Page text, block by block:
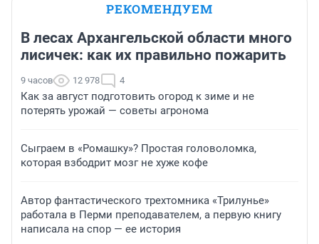
РЕКОМЕНДУЕМ
В лесах Архангельской области много
лисичек: как их правильно пожарить
9 часов 12 978 4
Как за август подготовить огород к зиме и не
потерять урожай — советы агронома
Сыграем в «Ромашку»? Простая головоломка,
которая взбодрит мозг не хуже кофе
Автор фантастического трехтомника «Трилунье»
работала в Перми преподавателем, а первую книгу
написала на спор — ее история